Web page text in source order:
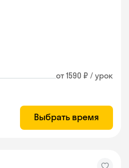
от 1590 ₽ / урок
Выбрать время